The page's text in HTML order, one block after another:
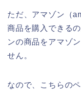
ただ、アマゾン（
商品を購入できる
ンの商品をアマゾ
せん。
なので、こちらの